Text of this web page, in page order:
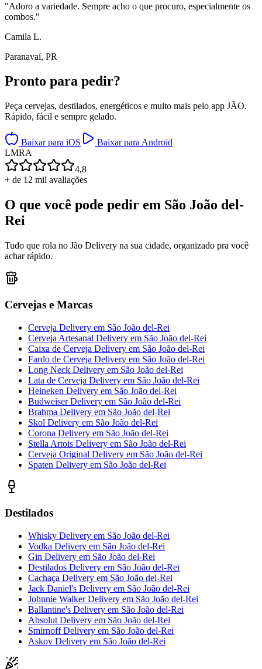
"Adoro a variedade. Sempre acho o que procuro, especialmente os
combos."
Camila L.
Paranavaí, PR
Pronto para pedir?
Peça cervejas, destilados, energéticos e muito mais pelo app JÃO.
Rápido, fácil e sempre gelado.
Baixar para iOS
Baixar para Android
LMRA
4,8
+ de 12 mil avaliações
O que você pode pedir em São João del-
Rei
Tudo que rola no Jão Delivery na sua cidade, organizado pra você
achar rápido.
Cervejas e Marcas
Cerveja Delivery em São João del-Rei
Cerveja Artesanal Delivery em São João del-Rei
Caixa de Cerveja Delivery em São João del-Rei
Fardo de Cerveja Delivery em São João del-Rei
Long Neck Delivery em São João del-Rei
Lata de Cerveja Delivery em São João del-Rei
Heineken Delivery em São João del-Rei
Budweiser Delivery em São João del-Rei
Brahma Delivery em São João del-Rei
Skol Delivery em São João del-Rei
Corona Delivery em São João del-Rei
Stella Artois Delivery em São João del-Rei
Cerveja Original Delivery em São João del-Rei
Spaten Delivery em São João del-Rei
Destilados
Whisky Delivery em São João del-Rei
Vodka Delivery em São João del-Rei
Gin Delivery em São João del-Rei
Destilados Delivery em São João del-Rei
Cachaça Delivery em São João del-Rei
Jack Daniel's Delivery em São João del-Rei
Johnnie Walker Delivery em São João del-Rei
Ballantine's Delivery em São João del-Rei
Absolut Delivery em São João del-Rei
Smirnoff Delivery em São João del-Rei
Askov Delivery em São João del-Rei